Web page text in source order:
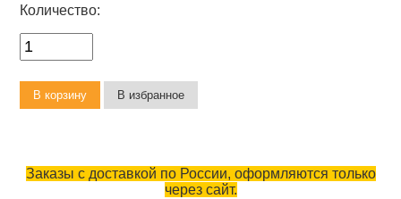
Количество:
Заказы с доставкой по России, оформляются только
через сайт.